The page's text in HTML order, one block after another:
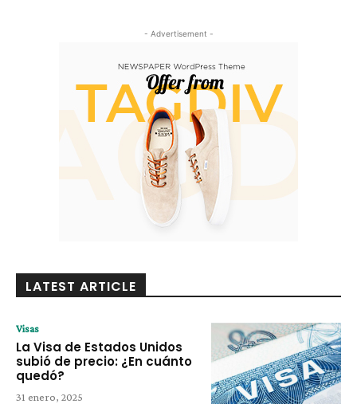
- Advertisement -
LATEST ARTICLE
Visas
La Visa de Estados Unidos
subió de precio: ¿En cuánto
quedó?
31 enero, 2025